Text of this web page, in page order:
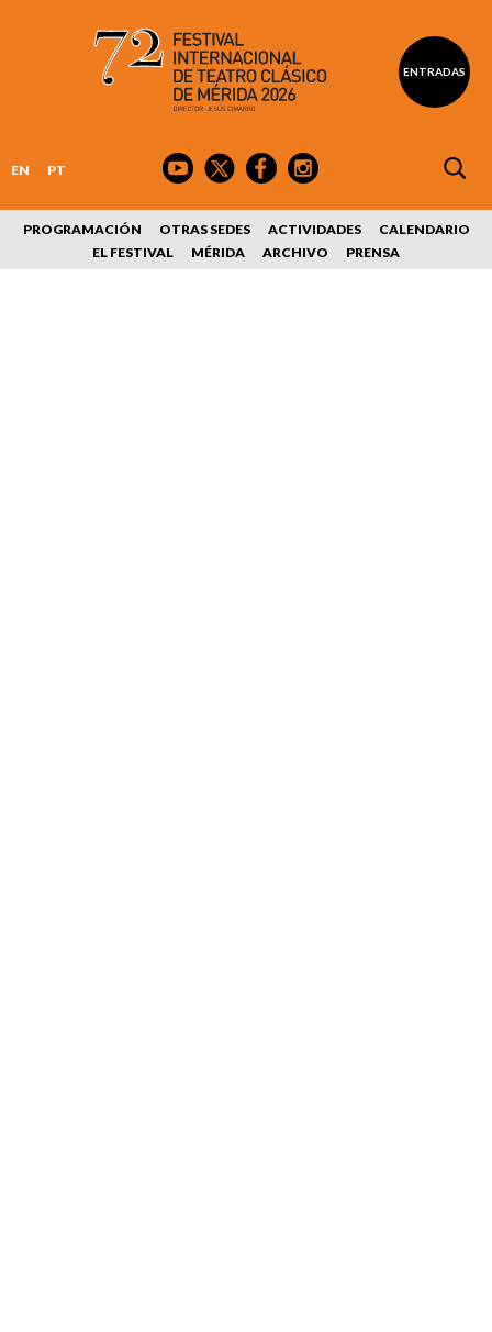
ENTRADAS
EN PT
PROGRAMACIÓN OTRAS SEDES ACTIVIDADES
CALENDARIO
EL FESTIVAL
MÉRIDA ARCHIVO PRENSA